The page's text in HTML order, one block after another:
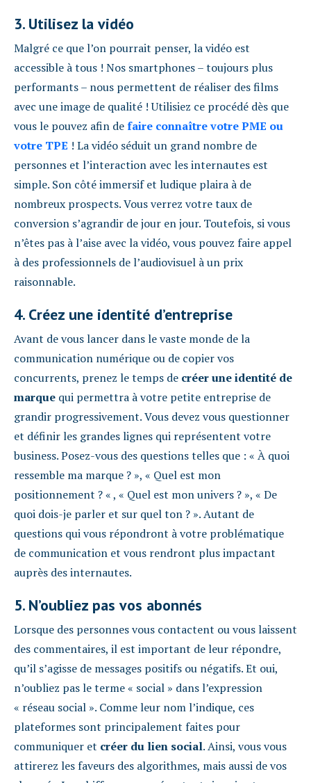
3. Utilisez la vidéo
Malgré ce que l’on pourrait penser, la vidéo est
accessible à tous ! Nos smartphones – toujours plus
performants – nous permettent de réaliser des films
avec une image de qualité ! Utilisiez ce procédé dès que
vous le pouvez afin defaire connaître votre PME ou
votre TPE ! La vidéo séduit un grand nombre de
personnes et l’interaction avec les internautes est
simple. Son côté immersif et ludique plaira à de
nombreux prospects. Vous verrez votre taux de
conversion s’agrandir de jour en jour. Toutefois, si vous
n’êtes pas à l’aise avec la vidéo, vous pouvez faire appel
à des professionnels de l’audiovisuel à un prix
raisonnable.
4. Créez une identité d’entreprise
Avant de vous lancer dans le vaste monde de la
communication numérique ou de copier vos
concurrents, prenez le temps de créer une identité de
marque qui permettra à votre petite entreprise de
grandir progressivement. Vous devez vous questionner
et définir les grandes lignes qui représentent votre
business. Posez-vous des questions telles que : « À quoi
ressemble ma marque ? », « Quel est mon
positionnement ? « , « Quel est mon univers ? », « De
quoi dois-je parler et sur quel ton ? ». Autant de
questions qui vous répondront à votre problématique
de communication et vous rendront plus impactant
auprès des internautes.
5. N’oubliez pas vos abonnés
Lorsque des personnes vous contactent ou vous laissent
des commentaires, il est important de leur répondre,
qu’il s’agisse de messages positifs ou négatifs. Et oui,
n’oubliez pas le terme « social » dans l’expression
« réseau social ». Comme leur nom l’indique, ces
plateformes sont principalement faites pour
communiquer et créer du lien social. Ainsi, vous vous
attirerez les faveurs des algorithmes, mais aussi de vos